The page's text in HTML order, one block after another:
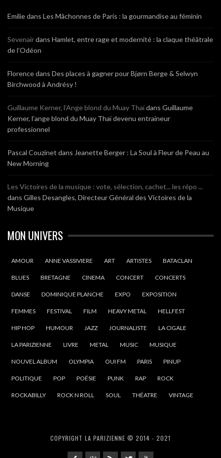
Emiliedans Les Mâchonnes de Paris : la gourmandise au féminin
Sevenairdans Hamlet, entre rage et modernité : la claque théâtrale
de l’Odéon
Florencedans Des places à gagner pour Bjørn Berge & Selwyn
Birchwood à Andrésy !
Guillaume Kerner, l’Ange blond du Muay Thaïdans Guillaume
Kerner, l’ange blond du Muay Thaï devenu entraineur
professionnel
Pascal Couzinet dans Jeanette Berger : La Soul à Fleur de Peau au
New Morning
Les Victoires de la musique : vote, sélection, cachet... les répo ...
dans Gilles Desangles, Directeur Général des Victoires de la
Musique
MON UNIVERS
AMOUR ANNE VASSIVIERE ART ARTISTES BATACLAN
BLUES BRETAGNE CINEMA CONCERT CONCERTS
DANSE DOMINIQUE PLANCHE EXPO EXPOSITION
FEMMES FESTIVAL FILM HEAVY METAL HELLFEST
HIP HOP HUMOUR JAZZ JOURNALISTE LA CIGALE
LA PARIZIENNE LIVRE METAL MUSIC MUSIQUE
NOUVEL ALBUM OLYMPIA OUI FM PARIS PINUP
POLITIQUE POP POÉSIE PUNK RAP ROCK
ROCKABILLY ROCK N ROLL SOUL THÉATRE VINTAGE
COPYRIGHT LA PARIZIENNE © 2014 - 2021